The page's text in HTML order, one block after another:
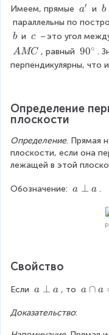
b
Имеем, прямые a
'
a′ и \
\
b
b
параллельны по
\
\
b и \
\
c – это угол
\
\
AMC , равный 9
0
i
c
90∘ .
перпендикулярны, что
Определение
плоскости
Определение. Прямая
плоскости, если она
лежащей в этой
Обозначение: a
a ⊥ a .
Свойство
Если a
p
a ⊥ a , то a
a ∩ a
Доказательство: